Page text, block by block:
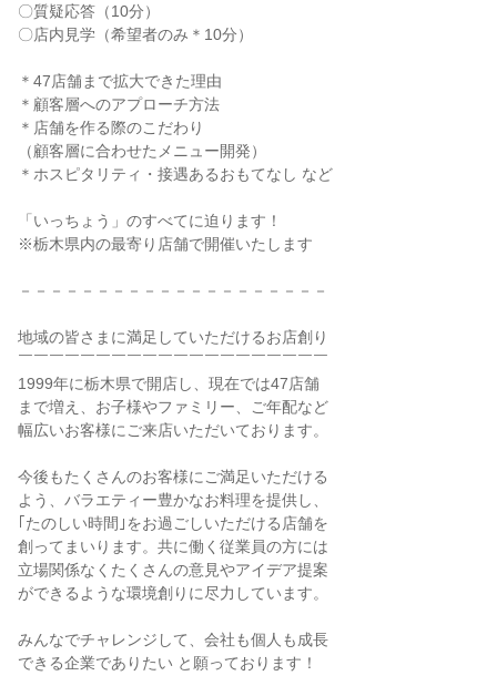
〇質疑応答（10分）
〇店内見学（希望者のみ＊10分）
＊47店舗まで拡大できた理由
＊顧客層へのアプローチ方法
＊店舗を作る際のこだわり
（顧客層に合わせたメニュー開発）
＊ホスピタリティ・接遇あるおもてなし など
「いっちょう」のすべてに迫ります！
※栃木県内の最寄り店舗で開催いたします
－－－－－－－－－－－－－－－－－－－－
地域の皆さまに満足していただけるお店創り
￣￣￣￣￣￣￣￣￣￣￣￣￣￣￣￣￣￣￣￣
1999年に栃木県で開店し、現在では47店舗
まで増え、お子様やファミリー、ご年配など
幅広いお客様にご来店いただいております。
今後もたくさんのお客様にご満足いただける
よう、バラエティー豊かなお料理を提供し、
｢たのしい時間｣をお過ごしいただける店舗を
創ってまいります。共に働く従業員の方には
立場関係なくたくさんの意見やアイデア提案
ができるような環境創りに尽力しています。
みんなでチャレンジして、会社も個人も成長
できる企業でありたい と願っております！